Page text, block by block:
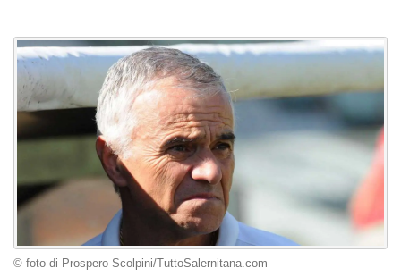
© foto di Prospero Scolpini/TuttoSalernitana.com